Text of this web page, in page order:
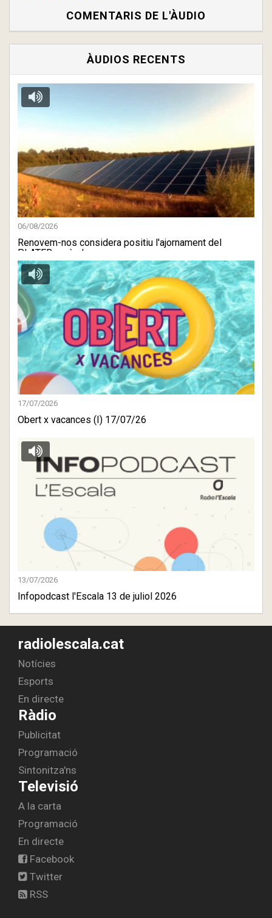
COMENTARIS DE L'ÀUDIO
ÀUDIOS RECENTS
06/08/2026
Renovem-nos considera positiu l'ajornament del
PLATER però ale ...
17/07/2026
Obert x vacances (I) 17/07/26
13/07/2026
Infopodcast l'Escala 13 de juliol 2026
radiolescala.cat
Notícies
Esports
En directe
Ràdio
Publicitat
Programació
Sintonitza'ns
Televisió
A la carta
Programació
En directe
Facebook
Twitter
RSS